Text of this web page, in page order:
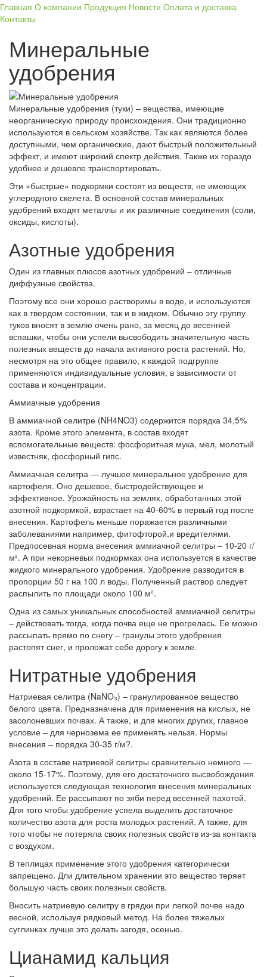
Главная О компании Продукция Новости Оплата и доставка
Контакты
Минеральные
удобрения
Минеральные удобрения (туки) – вещества, имеющие
неорганическую природу происхождения. Они традиционно
используются в сельском хозяйстве. Так как являются более
доступными, чем органические, дают быстрый положительный
эффект, и имеют широкий спектр действия. Также их гораздо
удобнее и дешевле транспортировать.
Эти «быстрые» подкормки состоят из веществ, не имеющих
углеродного скелета. В основной состав минеральных
удобрений входят металлы и их различные соединения (соли,
оксиды, кислоты).
Азотные удобрения
Один из главных плюсов азотных удобрений – отличные
диффузные свойства.
Поэтому все они хорошо растворимы в воде, и используются
как в твердом состоянии, так и в жидком. Обычно эту группу
туков вносят в землю очень рано, за месяц до весенней
вспашки, чтобы они успели высвободить значительную часть
полезных веществ до начала активного роста растений. Но,
несмотря на это общее правило, к каждой подгруппе
применяются индивидуальные условия, в зависимости от
состава и концентрации.
Аммиачные удобрения
В аммиачной селитре (NH4NO3) содержится порядка 34,5%
азота. Кроме этого элемента, в состав входят
вспомогательные веществ: фосфоритная мука, мел, молотый
известняк, фосфорный гипс.
Аммиачная селитра — лучшее минеральное удобрение для
картофеля. Оно дешевое, быстродействующее и
эффективное. Урожайность на землях, обработанных этой
азотной подкормкой, взрастает на 40-60% в первый год после
внесения. Картофель меньше поражается различными
заболеваниями например, фитофторой,и вредителями.
Предпосевная норма внесения аммиачной селитры – 10-20 г/
м². А при некорневых подкормках она используется в качестве
жидкого минерального удобрения. Удобрение разводится в
пропорции 50 г на 100 л воды. Полученный раствор следует
распылить по площади около 100 м².
Одна из самых уникальных способностей аммиачной селитры
– действовать тогда, когда почва еще не прогрелась. Ее можно
рассыпать прямо по снегу – гранулы этого удобрения
растопят снег, и проложат себе дорогу к земле.
Нитратные удобрения
Натриевая селитра (NaNO₃) – гранулированное вещество
белого цвета. Предназначена для применения на кислых, не
засолоневших почвах. А также, и для многих других, главное
условие – для чернозема ее применять нельзя. Нормы
внесения – порядка 30-35 г/м?.
Азота в составе натриевой селитры сравнительно немного —
около 15-17%. Поэтому, для его достаточного высвобождения
используется следующая технология внесения минеральных
удобрений. Ее рассыпают по зяби перед весенней пахотой.
Для того чтобы удобрение успела выделить достаточное
количество азота для роста молодых растений. А также, для
того чтобы не потеряла своих полезных свойств из-за контакта
с воздухом.
В теплицах применение этого удобрения категорически
запрещено. Дли длительном хранении это вещество теряет
большую часть своих полезных свойств.
Вносить натриевую селитру в грядки при легкой почве надо
весной, используя рядковый метод. На более тяжелых
суглинках лучше это делать загодя, осенью.
Цианамид кальция